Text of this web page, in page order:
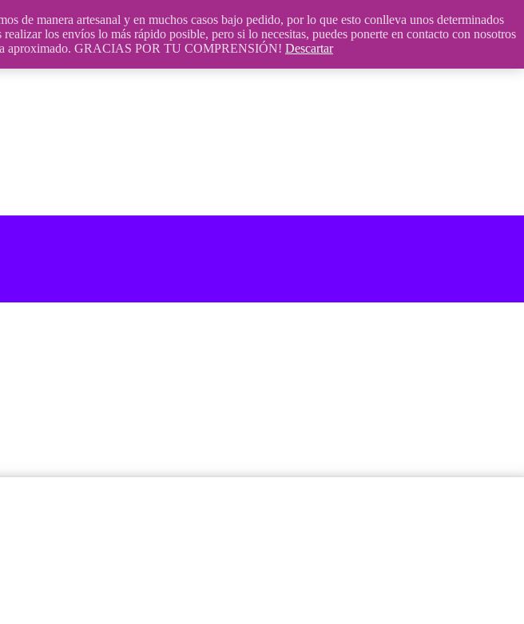
manera artesanal y en muchos casos bajo pedido, por lo que esto conlleva unos determinados
los envíos lo más rápido posible, pero si lo necesitas, puedes ponerte en contacto con nosotros
aproximado. GRACIAS POR TU COMPRENSIÓN! Descartar